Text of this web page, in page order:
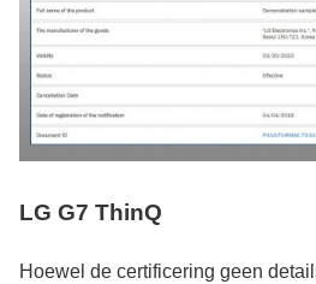
LG G7 ThinQ
Hoewel de certificering geen